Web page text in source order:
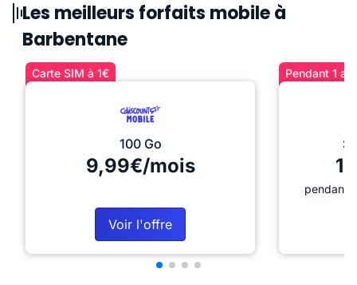
Les meilleurs forfaits mobile à
Barbentane
Carte SIM à 1€
100 Go
9,99€/mois
Voir l'offre
Pendant 1
pendant